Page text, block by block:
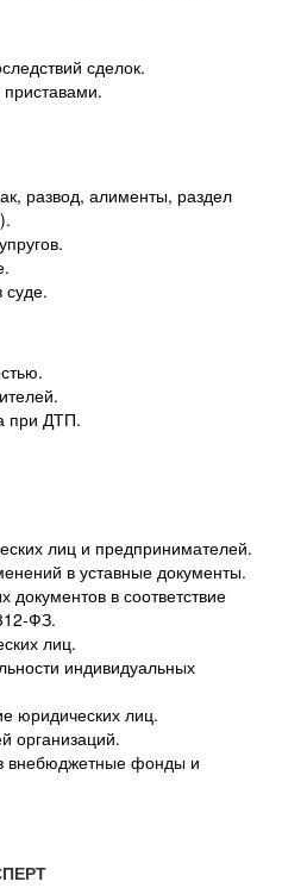
сделок.
развод, алименты, раздел
суде.
при ДТП.
лиц и предпринимателей.
в уставные документы.
документов в соответствие
ФЗ.
лиц.
индивидуальных
юридических лиц.
организаций.
внебюджетные фонды и